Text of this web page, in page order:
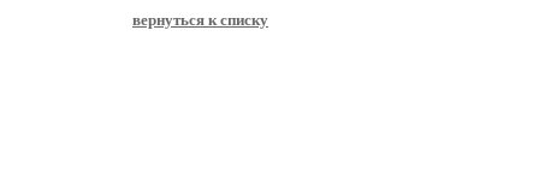
вернуться к списку